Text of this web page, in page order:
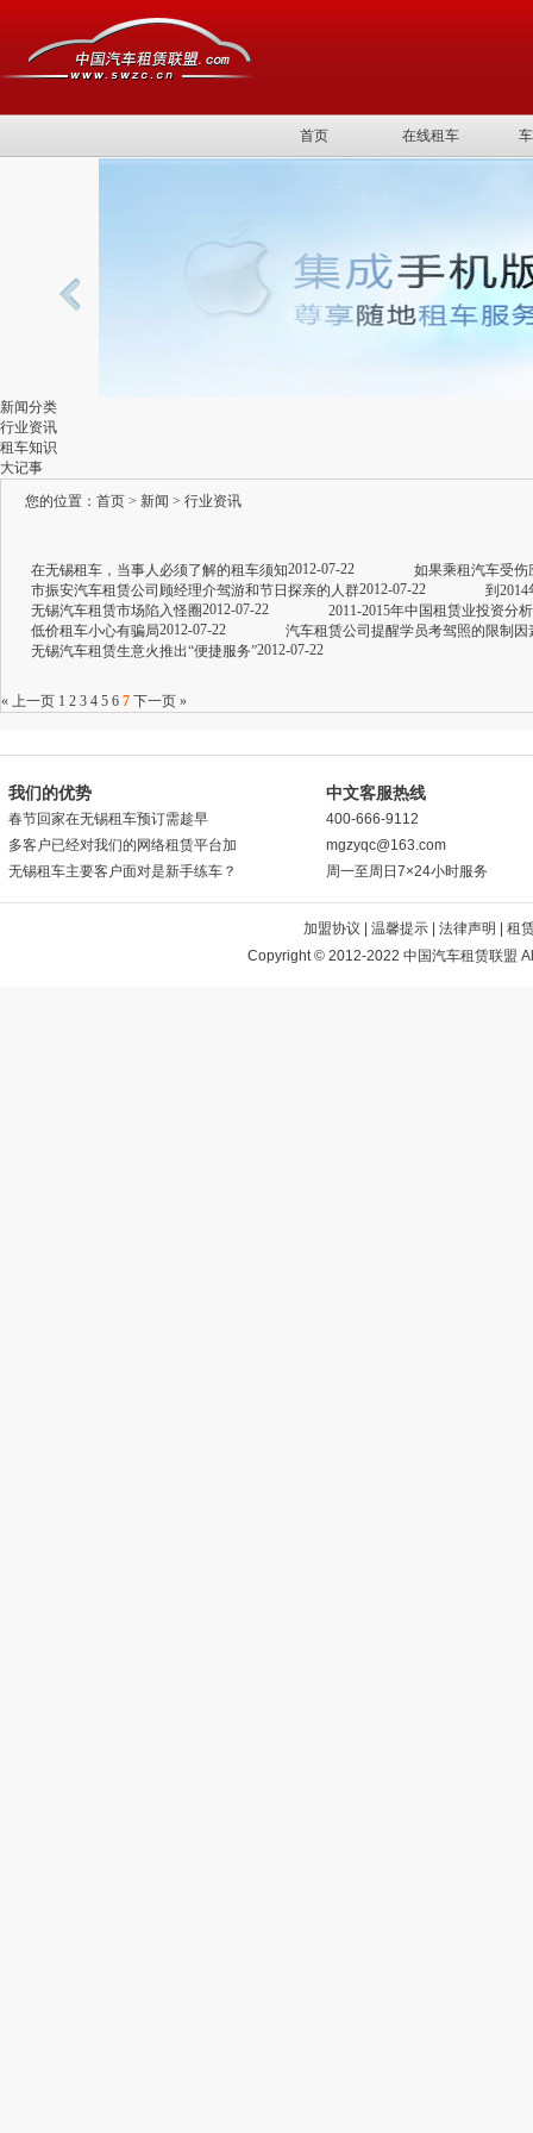
首页 在线租车
新闻分类
行业资讯
租车知识
大记事
您的位置： 首页 > 新闻 > 行业资讯
在无锡租车，当事人必须了解的租车须知2012-07-22
如果乘租汽车受
市振安汽车租赁公司顾经理介驾游和节日探亲的人群2012-07-22
到
无锡汽车租赁市场陷入怪圈2012-07-22
2011-2015年中国租赁业投资分
低价租车小心有骗局2012-07-22
汽车租赁公司提醒学员考驾照的限制因
无锡汽车租赁生意火推出“便捷服务”2012-07-22
« 上一页 1 2 3 4 5 6 7 下一页 »
我们的优势
春节回家在无锡租车预订需趁早
多客户已经对我们的网络租赁平台加
无锡租车主要客户面对是新手练车？
中文客服热线
400-666-9112
mgzyqc@163.com
周一至周日7×24小时服务
加盟协议 温馨提示| 法律声明
租
Copyright © 2012-2022 中国汽车租赁联盟